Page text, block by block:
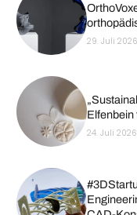
29. Juli 2026
Elfenbein
24. Juli 2026